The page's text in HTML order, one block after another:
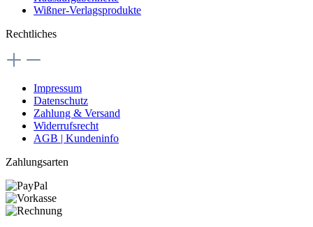
Wißner-Verlagsprodukte
Rechtliches
Impressum
Datenschutz
Zahlung & Versand
Widerrufsrecht
AGB | Kundeninfo
Zahlungsarten